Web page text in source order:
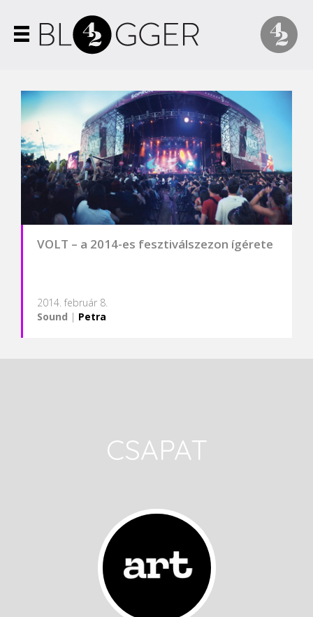
VOLT – a 2014-es fesztiválszezon ígérete
2014. február 8.
Sound | Petra
CSAPAT